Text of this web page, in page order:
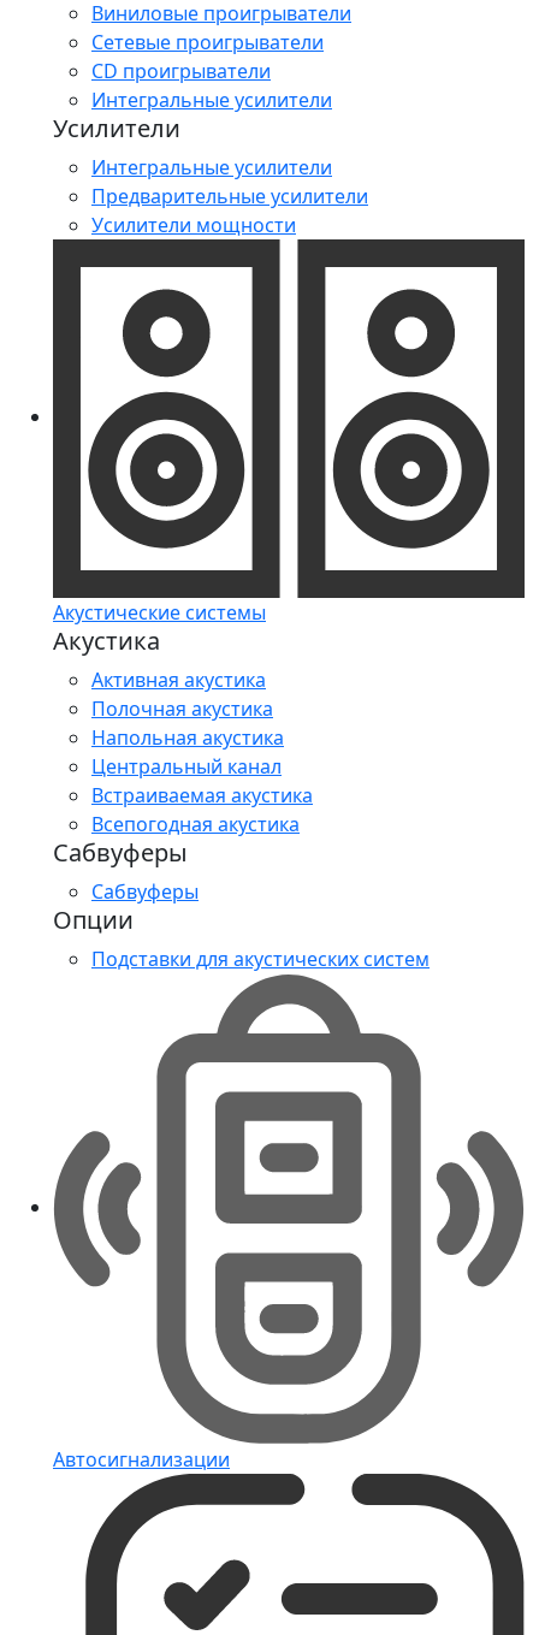
Виниловые проигрыватели
Сетевые проигрыватели
CD проигрыватели
Интегральные усилители
Усилители
Интегральные усилители
Предварительные усилители
Усилители мощности
Акустические системы
Акустика
Активная акустика
Полочная акустика
Напольная акустика
Центральный канал
Встраиваемая акустика
Всепогодная акустика
Сабвуферы
Сабвуферы
Опции
Подставки для акустических систем
Автосигнализации